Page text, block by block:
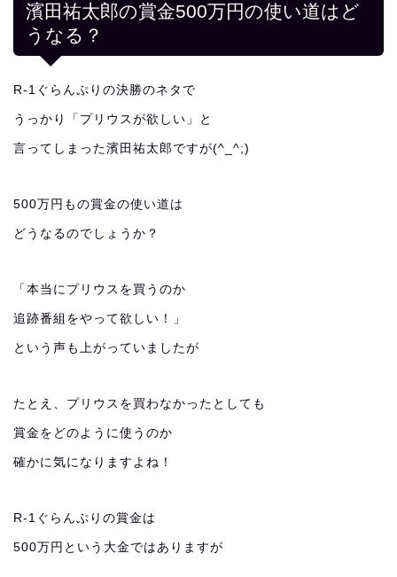
濱田祐太郎の賞金500万円の使い道はど
うなる？
R-1ぐらんぷりの決勝のネタで
うっかり「プリウスが欲しい」と
言ってしまった濱田祐太郎ですが(^_^;)
500万円もの賞金の使い道は
どうなるのでしょうか？
「本当にプリウスを買うのか
追跡番組をやって欲しい！」
という声も上がっていましたが
たとえ、プリウスを買わなかったとしても
賞金をどのように使うのか
確かに気になりますよね！
R-1ぐらんぷりの賞金は
500万円という大金ではありますが